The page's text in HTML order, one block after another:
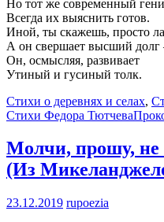
Но тот же современный
Всегда их выяснить готов.
Иной, ты скажешь, просто
А он свершает высший долг
Он, осмысляя, развивает
Утиный и гусиный толк.
Стихи о деревнях и селах,
Стихи Федора Тютчева
Молчи, прошу, не
(Из
23.12.2019 rupoezia